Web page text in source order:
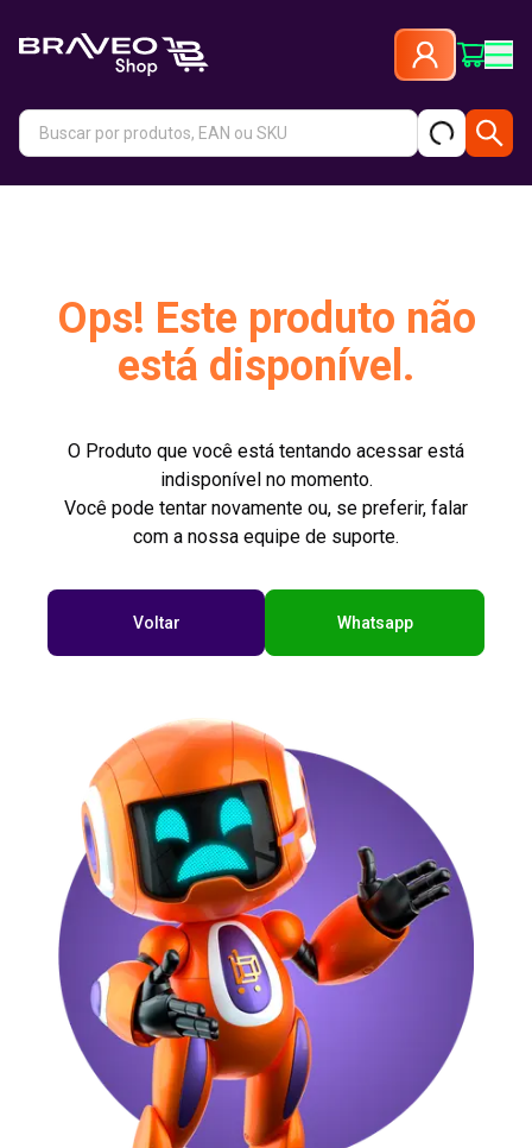
Ops! Este produto não
está disponível.
O Produto que você está tentando acessar está
indisponível no momento.
Você pode tentar novamente ou, se preferir, falar
com a nossa equipe de suporte.
Voltar Whatsapp